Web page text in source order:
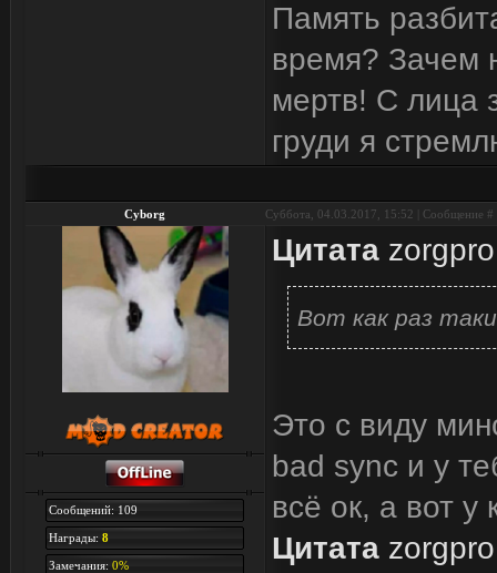
Память
время? Зачем
мертв! С лица
груди я
Cyborg Суббота, 04.03.2017, 15:52 | Сообщение #
Сообщений: 109
Награды:8
Замечания:0%
Цитата zorgpro
Вот как раз
Это с виду
bad sync и у
всё ок, а вот у
Цитата zorgpro